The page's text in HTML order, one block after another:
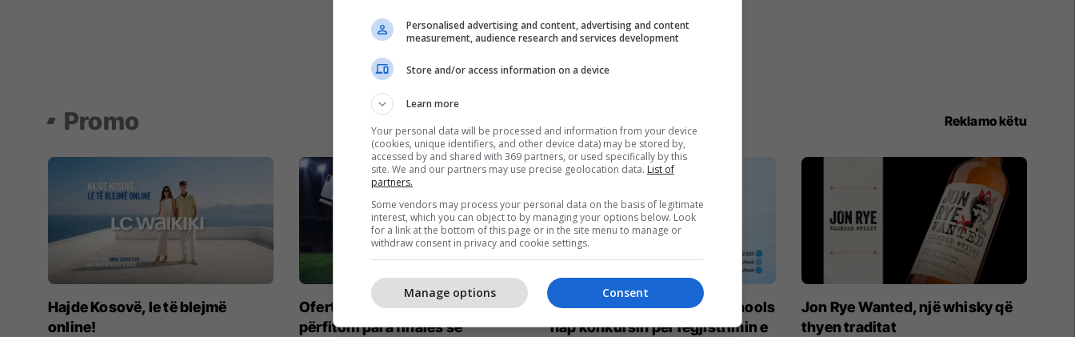
Promo Reklamo këtu
Hajde Kosovë, le të blejmë
online!
Oferta e Renault s'ka të ndalur -
përfitoni para finales së
UBT International Smart Schools
hap konkursin për regjistrimin e
Jon Rye Wanted, një whisky që
thyen traditat
Personalised advertising and content, advertising and content
measurement, audience research and services development
Store and/or access information on a device
Learn more
Your personal data will be processed and information from your device
(cookies, unique identifiers, and other device data) may be stored by,
accessed by and shared with 369 partners, or used specifically by this
site. We and our partners may use precise geolocation data. List of
partners.
Some vendors may process your personal data on the basis of legitimate
interest, which you can object to by managing your options below. Look
for a link at the bottom of this page or in the site menu to manage or
withdraw consent in privacy and cookie settings.
Consent
Manage options